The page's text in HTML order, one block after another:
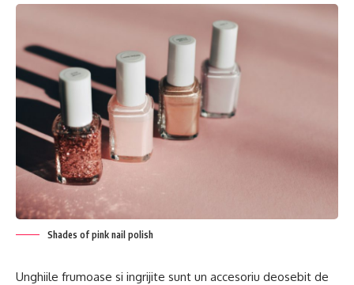
Shades of pink nail polish
Unghiile frumoase si ingrijite sunt un accesoriu deosebit de